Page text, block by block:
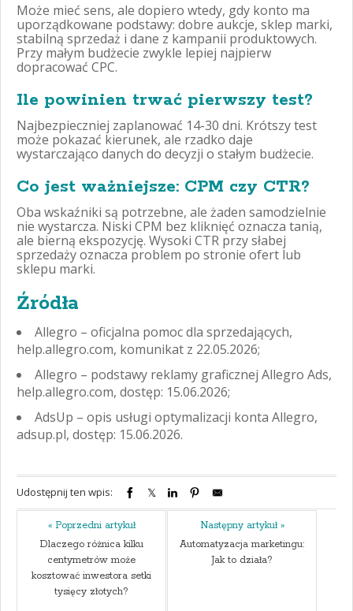
Może mieć sens, ale dopiero wtedy, gdy konto ma
uporządkowane podstawy: dobre aukcje, sklep marki,
stabilną sprzedaż i dane z kampanii produktowych.
Przy małym budżecie zwykle lepiej najpierw
dopracować CPC.
Ile powinien trwać pierwszy test?
Najbezpieczniej zaplanować 14-30 dni. Krótszy test
może pokazać kierunek, ale rzadko daje
wystarczająco danych do decyzji o stałym budżecie.
Co jest ważniejsze: CPM czy CTR?
Oba wskaźniki są potrzebne, ale żaden samodzielnie
nie wystarcza. Niski CPM bez kliknięć oznacza tanią,
ale bierną ekspozycję. Wysoki CTR przy słabej
sprzedaży oznacza problem po stronie ofert lub
sklepu marki.
Źródła
Allegro – oficjalna pomoc dla sprzedających,
help.allegro.com, komunikat z 22.05.2026;
Allegro – podstawy reklamy graficznej Allegro Ads,
help.allegro.com, dostęp: 15.06.2026;
AdsUp – opis usługi optymalizacji konta Allegro,
adsup.pl, dostęp: 15.06.2026.
Udostępnij ten wpis:
« Poprzedni artykuł
Dlaczego różnica kilku
centymetrów może
kosztować inwestora setki
tysięcy złotych?
Następny artykuł »
Automatyzacja marketingu:
Jak to działa?